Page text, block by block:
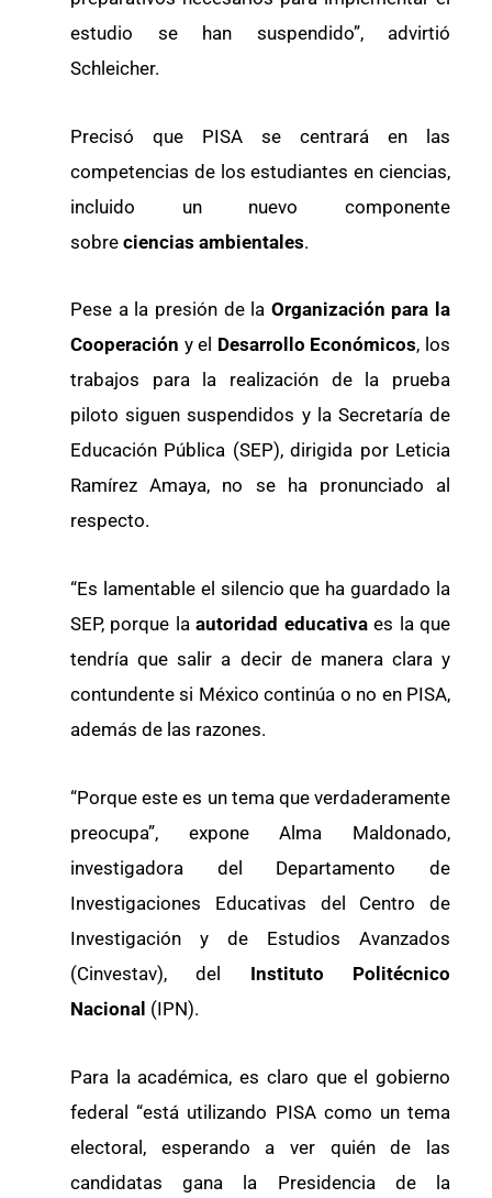
estudio se han suspendido”, advirtió
Schleicher.
Precisó que PISA se centrará en las
competencias de los estudiantes en ciencias,
incluido un nuevo componente
sobre ciencias ambientales.
Pese a la presión de la Organización para la
Cooperación y el Desarrollo Económicos, los
trabajos para la realización de la prueba
piloto siguen suspendidos y la Secretaría de
Educación Pública (SEP), dirigida por Leticia
Ramírez Amaya, no se ha pronunciado al
respecto.
“Es lamentable el silencio que ha guardado la
SEP, porque laautoridad educativaes la que
tendría que salir a decir de manera clara y
contundente si México continúa o no en PISA,
además de las razones.
“Porque este es un tema que verdaderamente
preocupa”, expone Alma Maldonado,
investigadora del Departamento de
Investigaciones Educativas del Centro de
Investigación y de Estudios Avanzados
(Cinvestav), del Instituto Politécnico
Nacional (IPN).
Para la académica, es claro que el gobierno
federal “está utilizando PISA como un tema
electoral, esperando a ver quién de las
candidatas gana la Presidencia de la